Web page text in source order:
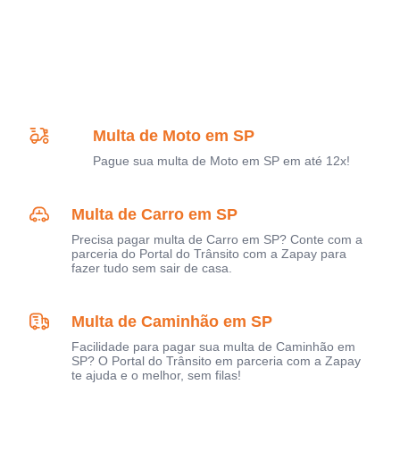
Multa de Moto em SP
Pague sua multa de Moto em SP em até 12x!
Multa de Carro em SP
Precisa pagar multa de Carro em SP? Conte com a
parceria do Portal do Trânsito com a Zapay para
fazer tudo sem sair de casa.
Multa de Caminhão em SP
Facilidade para pagar sua multa de Caminhão em
SP? O Portal do Trânsito em parceria com a Zapay
te ajuda e o melhor, sem filas!